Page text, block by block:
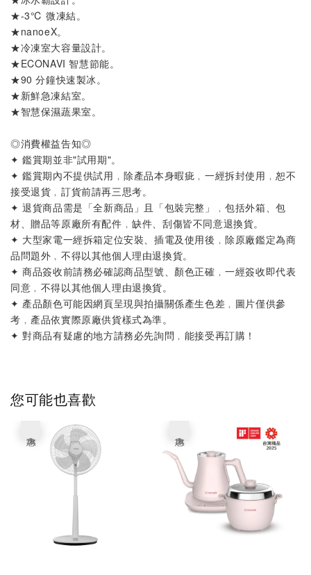
★-3℃ 微凍結。
★nanoeX。
★冷凍室大容量設計。
★ECONAVI 智慧節能。
★90 分鐘快速製冰 。
★新鮮急凍結室。
★智慧保濕蔬果室 。
◎消費權益告知◎
✦ 鑑賞期並非"試用期"。
✦ 鑑賞期內不提供試用﹐除產品本身暇疵﹐一經拆封使用﹐恕不
接受退貨﹐訂貨前請再三思考。
✦ 退貨商品需是「全新商品」且「包裝完整」﹐包括外箱、包
材、贈品等原廠所有配件﹐缺件、刮傷皆不同意退換貨。
✦ 大型家電一經拆箱定位安裝、插電及使用後﹐除原廠鑑定為商
品問題外﹐不得以其他個人理由退換貨。
✦ 商品簽收前請務必確認商品型號、顏色正確﹐一經簽收即代表
同意﹐不得以其他個人理由退換貨。
✦ 產品顏色可能因網頁呈現與拍攝關係產生色差﹐圖片僅供參
考﹐產品依實際原廠供貨樣式為準。
✦ 對商品有疑慮的地方請務必先詢問﹐能接受再訂購！
您可能也喜歡